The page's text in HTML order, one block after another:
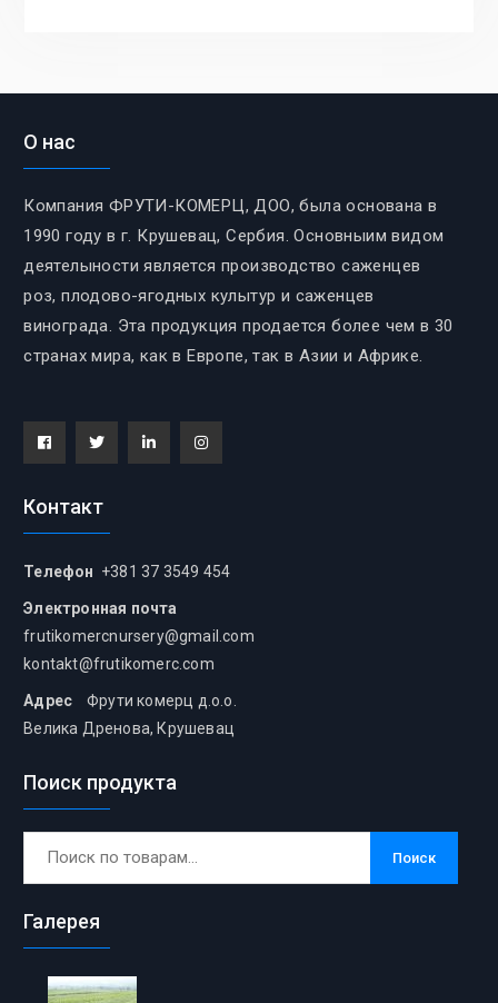
О нас
Компания ФРУТИ-КОМЕРЦ, ДОО, была основана в
1990 году в г. Крушевац, Сербия. Основныим видом
деятелыности является производство саженцев
роз, плодово-ягодных кулытур и саженцев
винограда. Эта продукция продается более чем в 30
странах мира, как в Европе, так в Азии и Африке.
Контакт
Телефон +381 37 3549 454
Электронная почта
frutikomercnursery@gmail.com
kontakt@frutikomerc.com
Адрес Фрути комерц д.о.о.
Велика Дренова, Крушевац
Поиск продукта
Искать:
Поиск
Галерея